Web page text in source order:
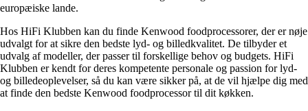
europæiske lande.
Hos HiFi Klubben kan du finde Kenwood foodprocessorer, der er nøje
udvalgt for at sikre den bedste lyd- og billedkvalitet. De tilbyder et
udvalg af modeller, der passer til forskellige behov og budgets. HiFi
Klubben er kendt for deres kompetente personale og passion for lyd-
og billedeoplevelser, så du kan være sikker på, at de vil hjælpe dig med
at finde den bedste Kenwood foodprocessor til dit køkken.